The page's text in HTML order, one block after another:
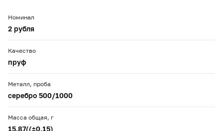
Номинал
2 рубля
Качество
пруф
Металл, проба
серебро 500/1000
Масса общая, г
15,87((±0,15)